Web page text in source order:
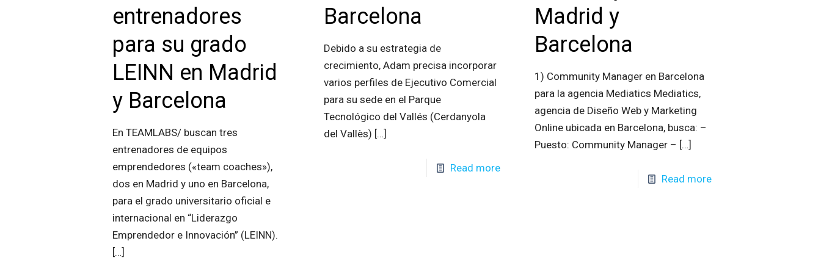
entrenadores
para su grado
LEINN en Madrid
y Barcelona
En TEAMLABS/ buscan tres
entrenadores de equipos
emprendedores («team coaches»),
dos en Madrid y uno en Barcelona,
para el grado universitario oficial e
internacional en “Liderazgo
Emprendedor e Innovación” (LEINN).
[…]
Barcelona
Debido a su estrategia de
crecimiento, Adam precisa incorporar
varios perfiles de Ejecutivo Comercial
para su sede en el Parque
Tecnológico del Vallés (Cerdanyola
del Vallès) […]
Read more
Madrid y
Barcelona
1) Community Manager en Barcelona
para la agencia Mediatics Mediatics,
agencia de Diseño Web y Marketing
Online ubicada en Barcelona, busca: –
Puesto: Community Manager – […]
Read more